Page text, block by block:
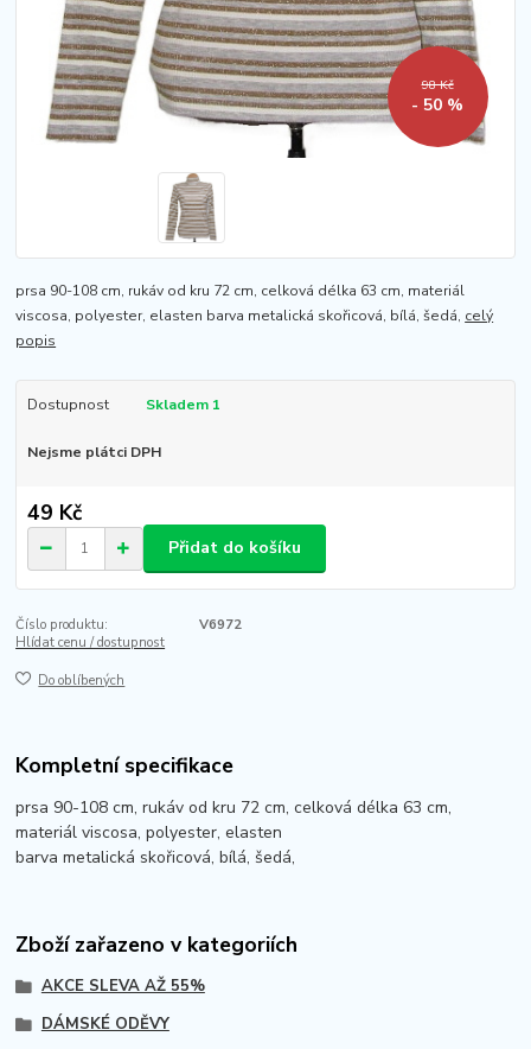
98 Kč
- 50 %
prsa 90-108 cm, rukáv od kru 72 cm, celková délka 63 cm, materiál
viscosa, polyester, elasten barva metalická skořicová, bílá, šedá, celý
popis
Dostupnost Skladem 1
Nejsme plátci DPH
49 Kč
Přidat do košíku
Číslo produktu:
V6972
Hlídat cenu / dostupnost
Do oblíbených
Kompletní specifikace
prsa 90-108 cm, rukáv od kru 72 cm, celková délka 63 cm,
materiál viscosa, polyester, elasten
barva metalická skořicová, bílá, šedá,
Zboží zařazeno v kategoriích
AKCE SLEVA AŽ 55%
DÁMSKÉ ODĚVY